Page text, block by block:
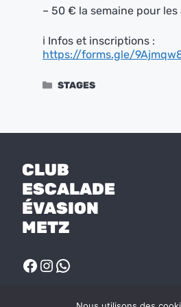
– 50 € la semaine pour les
ℹ️ Infos et inscriptions :
https://forms.gle/
Catégories
STAGES
CLUB
ESCALADE
ÉVASION
METZ